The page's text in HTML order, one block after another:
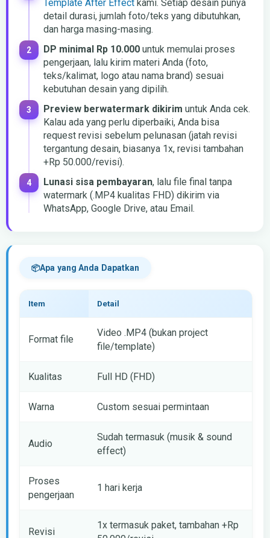
Template After Effect kami. Setiap desain punya
detail durasi, jumlah foto/teks yang dibutuhkan,
dan harga masing-masing.
DP minimal Rp 10.000 untuk memulai proses
pengerjaan, lalu kirim materi Anda (foto,
teks/kalimat, logo atau nama brand) sesuai
kebutuhan desain yang dipilih.
Preview berwatermark dikirim untuk Anda cek.
Kalau ada yang perlu diperbaiki, Anda bisa
request revisi sebelum pelunasan (jatah revisi
tergantung desain, biasanya 1x, revisi tambahan
+Rp 50.000/revisi).
Lunasi sisa pembayaran, lalu file final tanpa
watermark (.MP4 kualitas FHD) dikirim via
WhatsApp, Google Drive, atau Email.
Apa yang Anda Dapatkan
Item Detail
Format file
Video .MP4 (bukan project
file/template)
Kualitas Full HD (FHD)
Warna Custom sesuai permintaan
Audio
Sudah termasuk (musik & sound
effect)
Proses
pengerjaan
1 hari kerja
Revisi
1x termasuk paket, tambahan +Rp